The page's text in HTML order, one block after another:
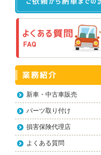
新車・中古車販売
パーツ取り付け
損害保険代理店
よくある質問